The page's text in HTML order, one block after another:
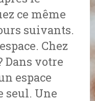
ce même
suivants.
Chez
Dans votre
espace
seul. Une